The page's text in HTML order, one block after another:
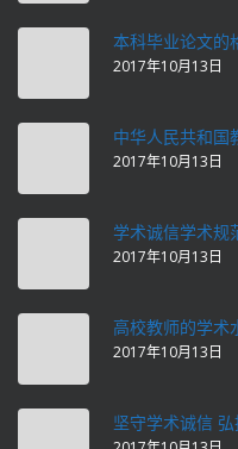
本科毕业论文的
2017年10月13日
中华人民共和国
2017年10月13日
学术诚信学术规
2017年10月13日
高校教师的学术
2017年10月13日
坚守学术诚信